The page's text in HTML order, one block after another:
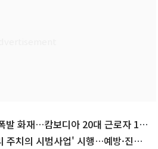
발 화재…캄보디아 20대 근로자 1명
주치의 시범사업' 시행…예방·진단·